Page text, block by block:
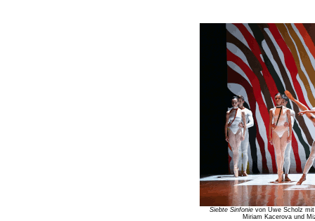
Siebte Sinfonievon Uwe Scholz mit
Miriam Kacerova und